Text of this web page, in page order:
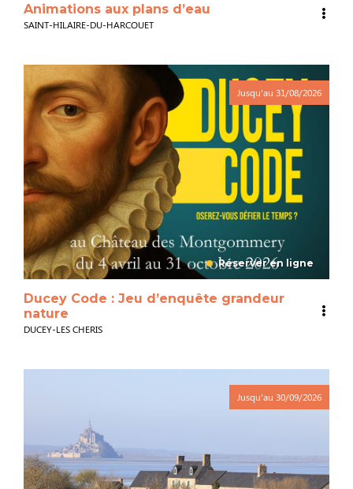
Animations aux plans d’eau
SAINT-HILAIRE-DU-HARCOUET
Jusqu'au 31/08/2026
Réserver en ligne
Ducey Code : Jeu d’enquête grandeur
nature
DUCEY-LES CHERIS
Jusqu'au 30/09/2026